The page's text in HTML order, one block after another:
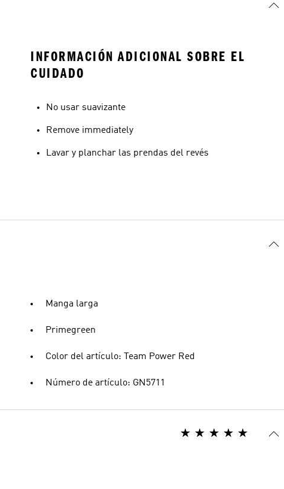
INFORMACIÓN ADICIONAL SOBRE EL
CUIDADO
No usar suavizante
Remove immediately
Lavar y planchar las prendas del revés
Manga larga
Primegreen
Color del artículo: Team Power Red
Número de artículo: GN5711